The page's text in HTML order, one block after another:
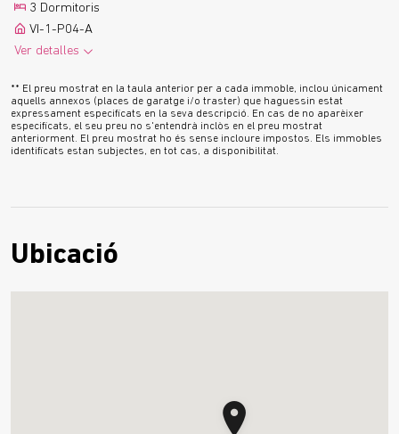
3 Dormitoris
VI-1-P04-A
Ver detalles
1 Traster
13.3 m 2 Terrassa
Veure’n més
Plànol
** El preu mostrat en la taula anterior per a cada immoble, inclou únicament
aquells annexos (places de garatge i/o traster) que haguessin estat
expressament especificats en la seva descripció. En cas de no aparèixer
especificats, el seu preu no s'entendrà inclòs en el preu mostrat
anteriorment. El preu mostrat ho és sense incloure impostos. Els immobles
identificats estan subjectes, en tot cas, a disponibilitat.
Ubicació